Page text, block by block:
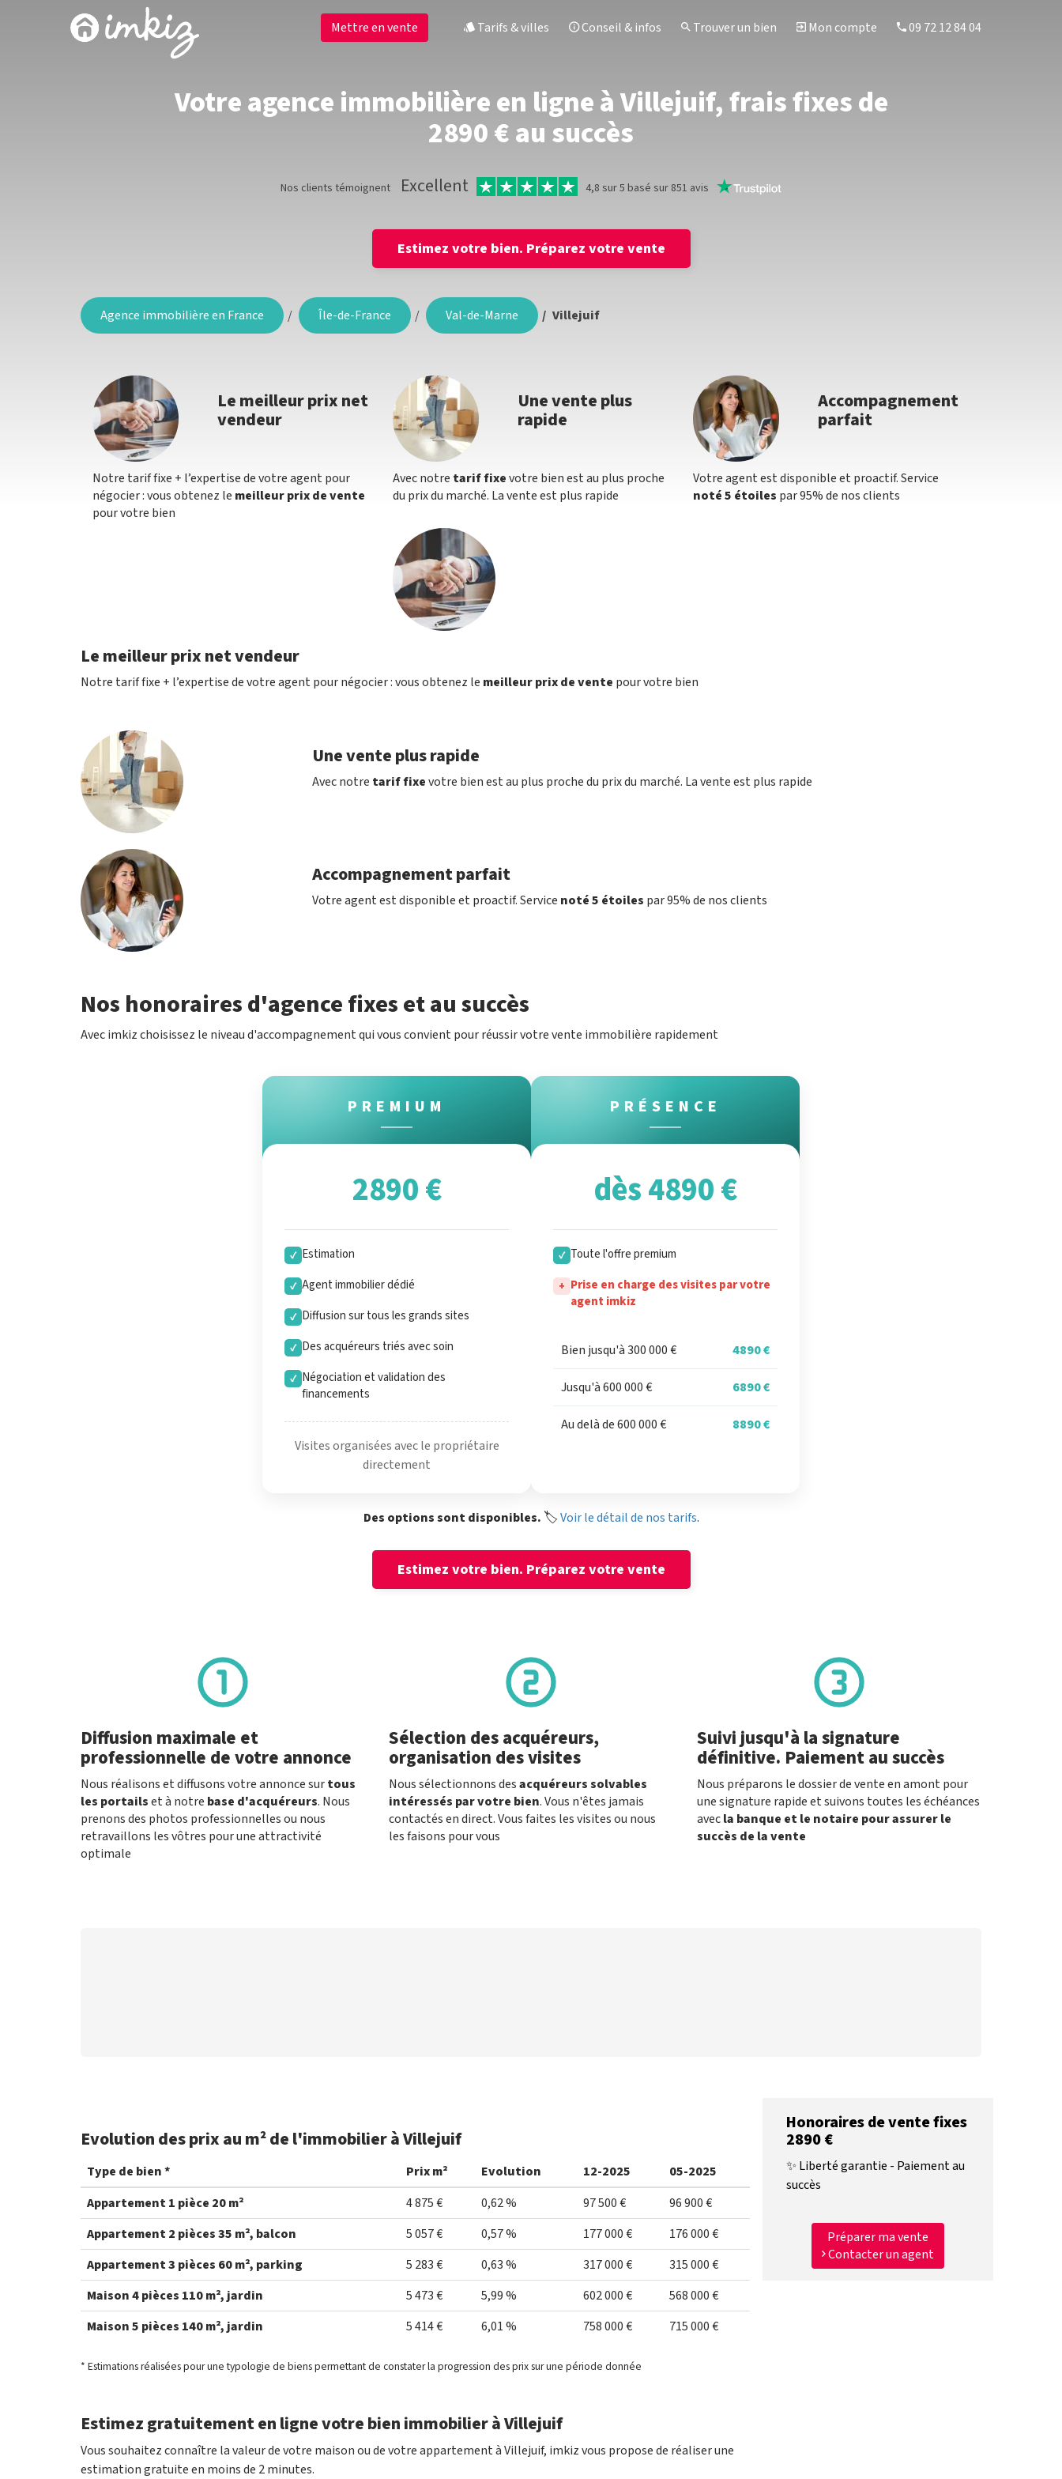
Mettre en vente Tarifs & villes Conseil & infos Trouver un bien Mon compte 09 72 12 84 04
Votre agence immobilière en ligne à Villejuif, frais fixes de
2890 € au succès
Nos clients témoignent Excellent 4,8 sur 5 basé sur 851 avis
Estimez votre bien. Préparez votre vente
Agence immobilière en France Île-de-France Val-de-Marne Villejuif
Le meilleur prix net
vendeur
Notre tarif fixe + l’expertise de votre agent pour
négocier : vous obtenez le meilleur prix de vente
pour votre bien
Une vente plus
rapide
Avec notre tarif fixevotre bien est au plus proche
du prix du marché. La vente est plus rapide
Accompagnement
parfait
Votre agent est disponible et proactif. Service
noté 5 étoiles par 95% de nos clients
Le meilleur prix net vendeur
Notre tarif fixe + l’expertise de votre agent pour négocier : vous obtenez le meilleur prix de vente pour votre bien
Une vente plus rapide
Avec notre tarif fixevotre bien est au plus proche du prix du marché. La vente est plus rapide
Accompagnement parfait
Votre agent est disponible et proactif. Service noté 5 étoiles par 95% de nos clients
Nos honoraires d'agence fixes et au succès
Avec imkiz choisissez le niveau d'accompagnement qui vous convient pour réussir votre vente immobilière rapidement
PREMIUM
2890 €
✓ Estimation
✓ Agent immobilier dédié
✓ Diffusion sur tous les grands sites
✓ Des acquéreurs triés avec soin
✓ Négociation et validation des
financements
Visites organisées avec le propriétaire
directement
PRÉSENCE
dès 4890 €
✓ Toute l'offre premium
+ Prise en charge des visites par votre
agent imkiz
Bien jusqu'à 300 000 € 4890 €
Jusqu'à 600 000 € 6890 €
Au delà de 600 000 € 8890 €
Des options sont disponibles. 🏷️Voir le détail de nos tarifs.
Estimez votre bien. Préparez votre vente
Diffusion maximale et
professionnelle de votre annonce
Nous réalisons et diffusons votre annonce surtous
les portailset à notre base d'acquéreurs. Nous
prenons des photos professionnelles ou nous
retravaillons les vôtres pour une attractivité
optimale
Sélection des acquéreurs,
organisation des visites
Nous sélectionnons desacquéreurs solvables
intéressés par votre bien. Vous n'êtes jamais
contactés en direct. Vous faites les visites ou nous
les faisons pour vous
Suivi jusqu'à la signature
définitive. Paiement au succès
Nous préparons le dossier de vente en amont pour
une signature rapide et suivons toutes les échéances
avecla banque et le notaire pour assurer le
succès de la vente
Evolution des prix au m² de l'immobilier à Villejuif
Type de bien * Prix m² Evolution 12-2025
05-2025
Appartement 1 pièce 20 m²
4 875 € 0,62 % 97 500 €
96 900 €
Appartement 2 pièces 35 m², balcon
5 057 € 0,57 % 177 000 €
176 000 €
Appartement 3 pièces 60 m², parking
5 283 € 0,63 % 317 000 €
315 000 €
Maison 4 pièces 110 m², jardin
5 473 € 5,99 % 602 000 €
568 000 €
Maison 5 pièces 140 m², jardin
5 414 € 6,01 % 758 000 € 715 000 €
* Estimations réalisées pour une typologie de biens permettant de constater la progression des prix sur une période donnée
Estimez gratuitement en ligne votre bien immobilier à Villejuif
Vous souhaitez connaître la valeur de votre maison ou de votre appartement à Villejuif, imkiz vous propose de réaliser une
estimation gratuite en moins de 2 minutes.
Honoraires de vente fixes
2890 €
✨ Liberté garantie - Paiement au
succès
Préparer ma vente
Contacter un agent